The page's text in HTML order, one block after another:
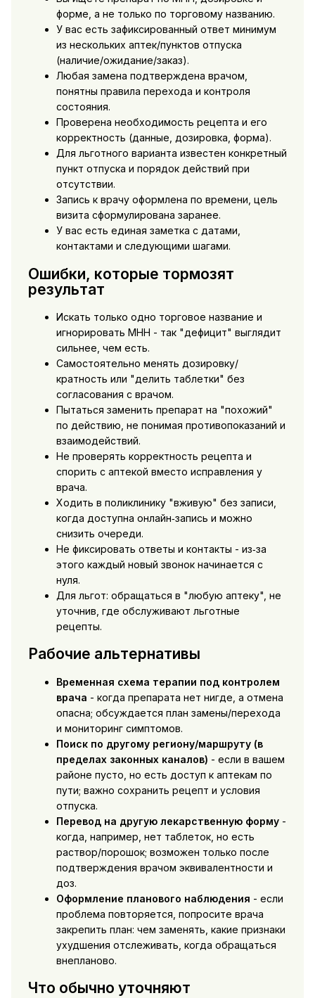
форме, а не только по торговому названию.
У вас есть зафиксированный ответ минимум
из нескольких аптек/пунктов отпуска
(наличие/ожидание/заказ).
Любая замена подтверждена врачом,
понятны правила перехода и контроля
состояния.
Проверена необходимость рецепта и его
корректность (данные, дозировка, форма).
Для льготного варианта известен конкретный
пункт отпуска и порядок действий при
отсутствии.
Запись к врачу оформлена по времени, цель
визита сформулирована заранее.
У вас есть единая заметка с датами,
контактами и следующими шагами.
Ошибки, которые тормозят
результат
Искать только одно торговое название и
игнорировать МНН - так "дефицит" выглядит
сильнее, чем есть.
Самостоятельно менять дозировку/
кратность или "делить таблетки" без
согласования с врачом.
Пытаться заменить препарат на "похожий"
по действию, не понимая противопоказаний и
взаимодействий.
Не проверять корректность рецепта и
спорить с аптекой вместо исправления у
врача.
Ходить в поликлинику "вживую" без записи,
когда доступна онлайн‑запись и можно
снизить очереди.
Не фиксировать ответы и контакты - из‑за
этого каждый новый звонок начинается с
нуля.
Для льгот: обращаться в "любую аптеку", не
уточнив, где обслуживают льготные
рецепты.
Рабочие альтернативы
Временная схема терапии под контролем
врача - когда препарата нет нигде, а отмена
опасна; обсуждается план замены/перехода
и мониторинг симптомов.
Поиск по другому региону/маршруту (в
пределах законных каналов) - если в вашем
районе пусто, но есть доступ к аптекам по
пути; важно сохранить рецепт и условия
отпуска.
Перевод на другую лекарственную форму-
когда, например, нет таблеток, но есть
раствор/порошок; возможен только после
подтверждения врачом эквивалентности и
доз.
Оформление планового наблюдения - если
проблема повторяется, попросите врача
закрепить план: чем заменять, какие признаки
ухудшения отслеживать, когда обращаться
внепланово.
Что обычно уточняют